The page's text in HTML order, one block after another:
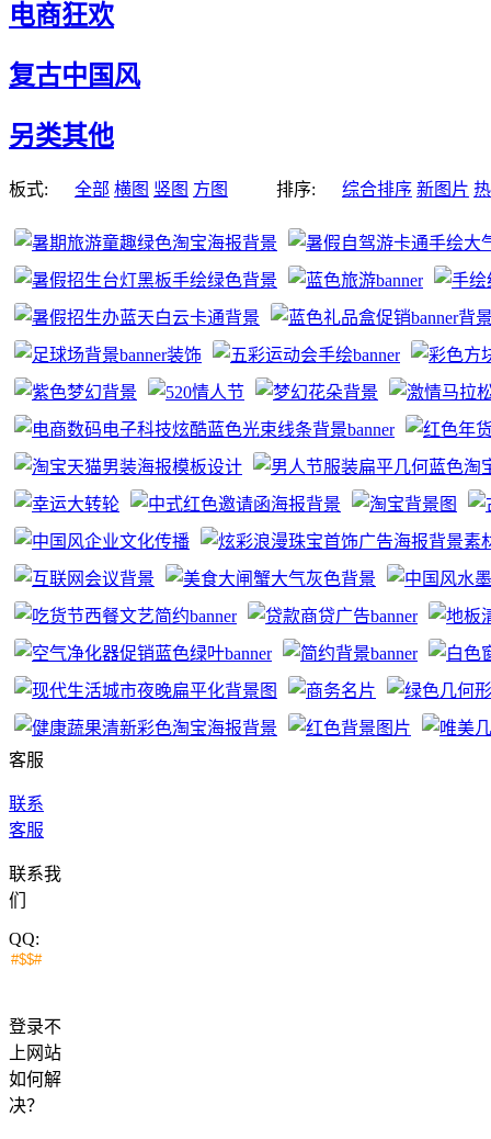
电商狂欢
复古中国风
另类其他
板式: 全部 横图 竖图 方图 排序: 综合排序 新图片
客服
联系
客服
联系我
们
QQ:
登录不
上网站
如何解
决？